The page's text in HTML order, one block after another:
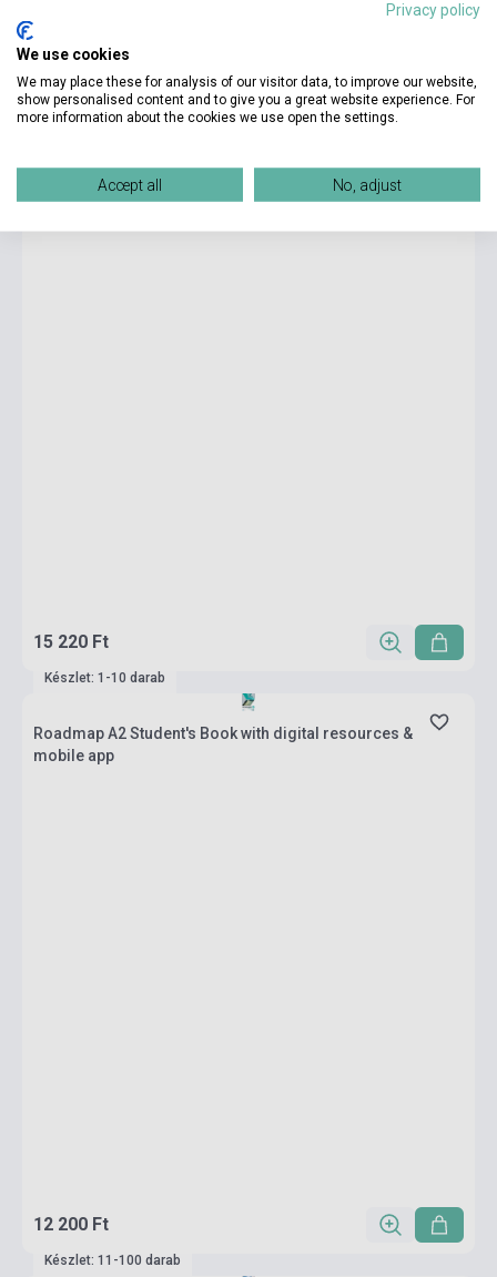
15 220 Ft
Készlet: 11-100 darab
mobile app
15 220 Ft
Készlet: 1-10 darab
Roadmap A2 Student's Book with digital resources &
mobile app
12 200 Ft
Készlet: 11-100 darab
Privacy policy
We use cookies
We may place these for analysis of our visitor data, to improve our website,
show personalised content and to give you a great website experience. For
more information about the cookies we use open the settings.
Accept all No, adjust